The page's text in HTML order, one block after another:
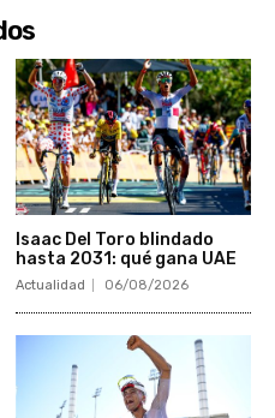
Isaac Del Toro blindado
hasta 2031: qué gana UAE
Actualidad 06/08/2026